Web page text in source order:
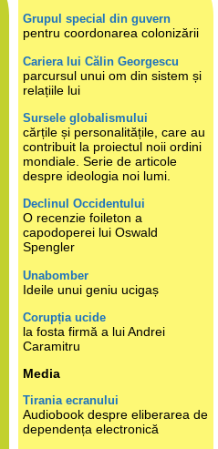
Grupul special din guvern
pentru coordonarea colonizării
Cariera lui Călin Georgescu
parcursul unui om din sistem și
relațiile lui
Sursele globalismului
cărțile și personalitățile, care au
contribuit la proiectul noii ordini
mondiale. Serie de articole
despre ideologia noi lumi.
Declinul Occidentului
O recenzie foileton a
capodoperei lui Oswald
Spengler
Unabomber
Ideile unui geniu ucigaș
Corupția ucide
la fosta firmă a lui Andrei
Caramitru
Media
Tirania ecranului
Audiobook despre eliberarea de
dependența electronică